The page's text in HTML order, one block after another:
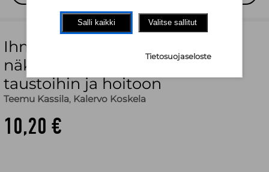
Ihme alkaa nyt : uusia
näkökulmia riippuvuuden
taustoihin ja hoitoon
Teemu Kassila, Kalervo Koskela
10,20 €
Salli kaikki Valitse sallitut
Tietosuojaseloste